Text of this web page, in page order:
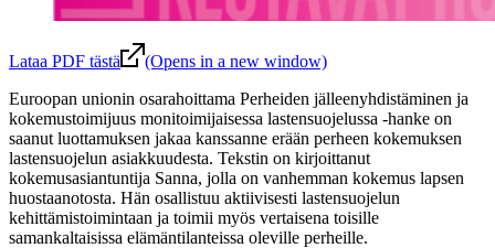
Lataa PDF tästä
(Opens in a new window)
Euroopan unionin osarahoittama Perheiden jälleenyhdistäminen ja
kokemustoimijuus monitoimijaisessa lastensuojelussa -hanke on
saanut luottamuksen jakaa kanssanne erään perheen kokemuksen
lastensuojelun asiakkuudesta. Tekstin on kirjoittanut
kokemusasiantuntija Sanna, jolla on vanhemman kokemus lapsen
huostaanotosta. Hän osallistuu aktiivisesti lastensuojelun
kehittämistoimintaan ja toimii myös vertaisena toisille
samankaltaisissa elämäntilanteissa oleville perheille.